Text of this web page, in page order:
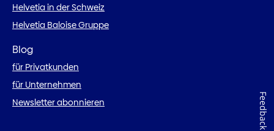
Helvetia in der Schweiz
Helvetia Baloise Gruppe
Blog
für Privatkunden
für Unternehmen
Newsletter abonnieren
Feedback